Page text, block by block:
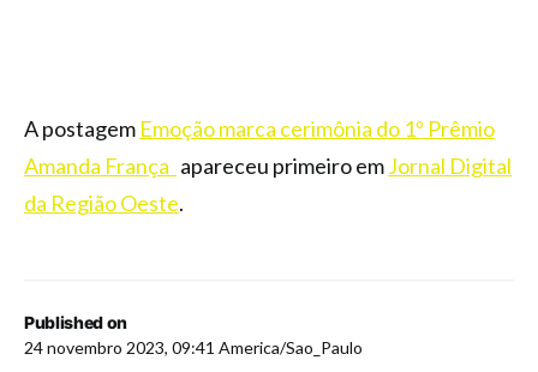
Published on
24 novembro 2023, 09:41 America/Sao_Paulo
A postagem Emoção marca cerimônia do 1º Prêmio
Amanda França apareceu primeiro emJornal Digital
da Região Oeste.